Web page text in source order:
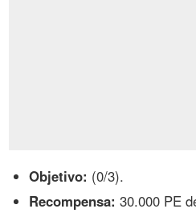
Objetivo: (0/3).
Recompensa: 30.000 PE